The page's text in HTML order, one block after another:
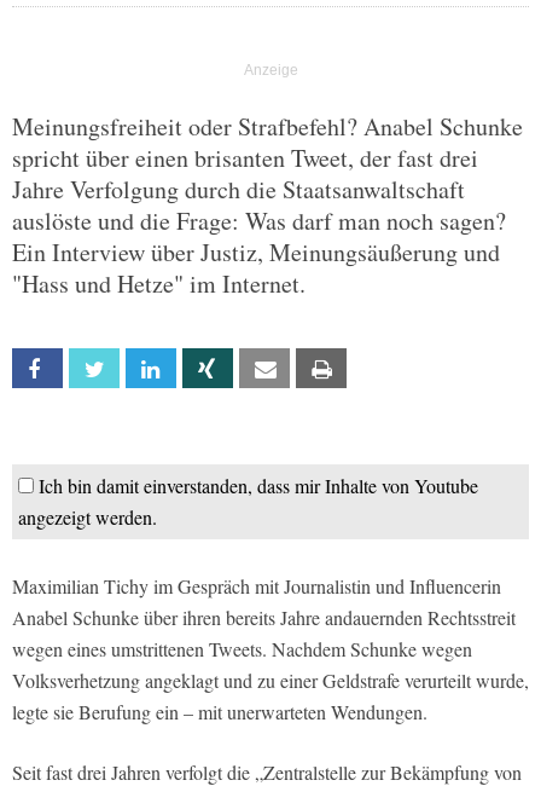
Meinungsfreiheit oder Strafbefehl? Anabel Schunke
spricht über einen brisanten Tweet, der fast drei
Jahre Verfolgung durch die Staatsanwaltschaft
auslöste und die Frage: Was darf man noch sagen?
Ein Interview über Justiz, Meinungsäußerung und
"Hass und Hetze" im Internet.
Facebook Twitter Linkedin Xing Email
Ich bin damit einverstanden, dass mir Inhalte von Youtube
angezeigt werden.
Maximilian Tichy im Gespräch mit Journalistin und Influencerin
Anabel Schunke über ihren bereits Jahre andauernden Rechtsstreit
wegen eines umstrittenen Tweets. Nachdem Schunke wegen
Volksverhetzung angeklagt und zu einer Geldstrafe verurteilt wurde,
legte sie Berufung ein – mit unerwarteten Wendungen.
Seit fast drei Jahren verfolgt die „Zentralstelle zur Bekämpfung von